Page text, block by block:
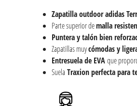
Zapatilla outdoor adidas
Parte superior demalla
Puntera y talón bien
Zapatillas muycómodas y
Entresuela de EVAque
Suela Traxionperfecta para